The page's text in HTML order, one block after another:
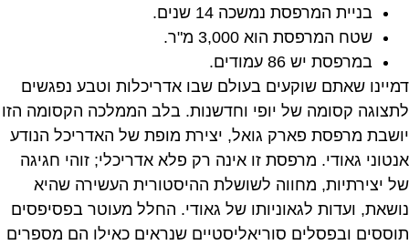
בניית המרפסת נמשכה 14 שנים.
שטח המרפסת הוא 3,000 מ"ר.
במרפסת יש 86 עמודים.
דמיינו שאתם שוקעים בעולם שבו אדריכלות וטבע נפגשים
לתצוגה קסומה של יופי וחדשנות. בלב הממלכה הקסומה הזו
יושבת מרפסת פארק גואל, יצירת מופת של האדריכל הנודע
אנטוני גאודי. מרפסת זו אינה רק פלא אדריכלי; זוהי חגיגה
של יצירתיות, מחווה לשושלת ההיסטורית העשירה שהיא
נושאת, ועדות לגאוניותו של גאודי. החלל מעוטר בפסיפסים
תוססים ובפסלים סוריאליסטיים שנראים כאילו הם מספרים